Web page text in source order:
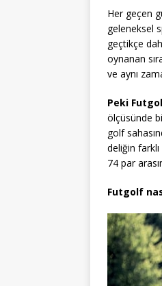
Her geçen
geleneksel
geçtikçe
oynanan
ve aynı
Peki
ölçüsünde
golf
deliğin
74 par
Futgolf